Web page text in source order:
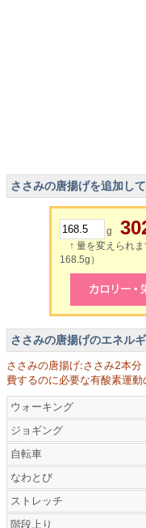
ささみの唐揚げを追加し
g
↑ 量を変えられ
168.5g）
ささみの唐揚げのエネル
ささみの唐揚げ:ささみ2本
費するのに必要な有酸素運動
ウォーキング
ジョギング
自転車
なわとび
ストレッチ
階段上り